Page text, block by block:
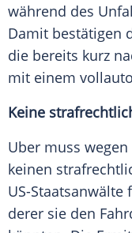
während des
Damit bestätigen
die bereits kurz
mit einem
Keine
Uber muss
keinen
US-
derer sie den